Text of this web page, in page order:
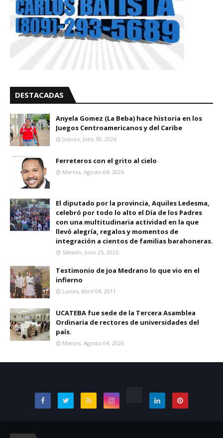
DESTACADAS
Anyela Gomez (La Beba) hace historia en los
Juegos Centroamericanos y del Caribe
Jueves, Julio 30, 2026
Ferreteros con el grito al cielo
Martes, Agosto 04, 2026
El diputado por la provincia, Aquiles Ledesma,
celebró por todo lo alto el Día de los Padres
con una multitudinaria actividad en la que
llevó alegría, regalos y momentos de
integración a cientos de familias barahoneras.
Sábado, Julio 25, 2026
Testimonio de joa Medrano lo que vio en el
infierno
Lunes, Abril 04, 2011
UCATEBA fue sede de la Tercera Asamblea
Ordinaria de rectores de universidades del
país.
Martes, Agosto 04, 2026